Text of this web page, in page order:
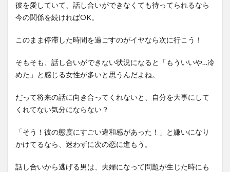
彼を愛していて、話し合いができなくても待ってられるなら
今の関係を続ければOK。
このまま停滞した時間を過ごすのがイヤなら次に行こう！
そもそも、話し合いができない状況になると「もういいや…冷
めた」と感じる女性が多いと思うんだよね。
だって将来の話に向き合ってくれないと、自分を大事にして
くれてない気分にならない？
「そう！彼の態度にすごい違和感があった！」と嫌いになり
かけてるなら、迷わずに次の恋に進もう。
話し合いから逃げる男は、夫婦になって問題が生じた時にも